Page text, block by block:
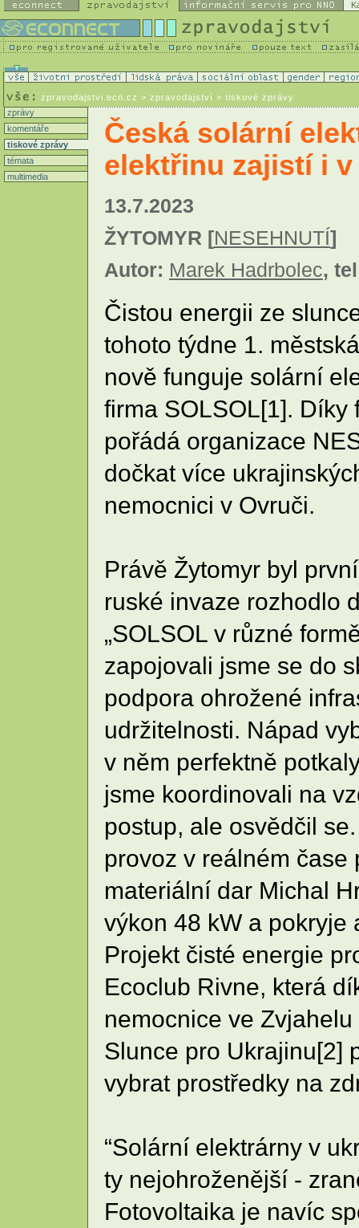
zpravodajstvi.ecn.cz > zpravodajství > tiskové zprávy
zprávy
komentáře
tiskové zprávy
témata
multimedia
Česká solární
elektřinu zajistí i
13.7.2023
ŽYTOMYR [NESEHNUTÍ]
Autor: Marek Hadrbolec,
Čistou energii ze
tohoto týdne 1.
nově funguje solární
firma SOLSOL[1].
pořádá organizace
dočkat více
nemocnici v Ovruči.
Právě Žytomyr byl
ruské invaze rozhodlo
„SOLSOL v různé
zapojovali jsme se do
podpora ohrožené
udržitelnosti. Nápad
v něm perfektně
jsme koordinovali na
postup, ale osvědčil
provoz v reálném čase
materiální dar Michal
výkon 48 kW a pokryje
Projekt čisté energie
Ecoclub Rivne, která
nemocnice ve
Slunce pro Ukrajinu[2]
vybrat prostředky na
“Solární elektrárny v
ty nejohroženější -
Fotovoltaika je navíc